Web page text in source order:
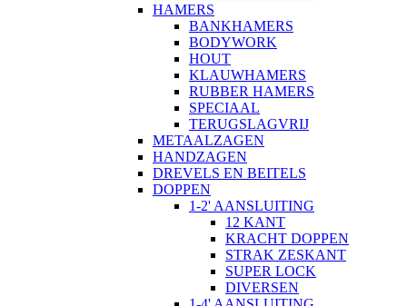
HAMERS
BANKHAMERS
BODYWORK
HOUT
KLAUWHAMERS
RUBBER HAMERS
SPECIAAL
TERUGSLAGVRIJ
METAALZAGEN
HANDZAGEN
DREVELS EN BEITELS
DOPPEN
1-2' AANSLUITING
12 KANT
KRACHT DOPPEN
STRAK ZESKANT
SUPER LOCK
DIVERSEN